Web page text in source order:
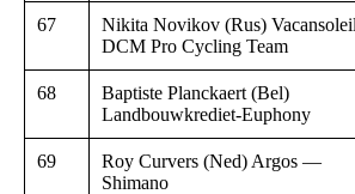
67
Nikita Novikov (Rus)
DCM Pro Cycling Team
68
Baptiste Planckaert (Bel)
Landbouwkrediet-Euphony
69
Roy Curvers (Ned) Argos —
Shimano